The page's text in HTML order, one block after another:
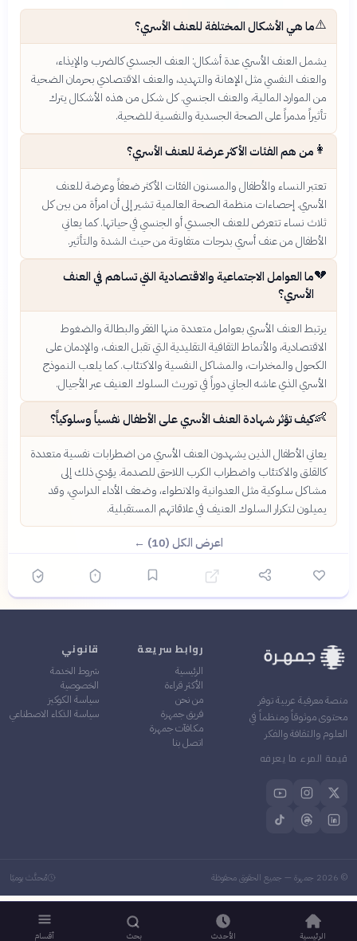
⚠️ما هي الأشكال المختلفة للعنف الأسري؟
يشمل العنف الأسري عدة أشكال: العنف الجسدي كالضرب والإيذاء،
والعنف النفسي مثل الإهانة والتهديد، والعنف الاقتصادي بحرمان الضحية
من الموارد المالية، والعنف الجنسي. كل شكل من هذه الأشكال يترك
تأثيراً مدمراً على الصحة الجسدية والنفسية للضحية.
👩 من هم الفئات الأكثر عرضة للعنف الأسري؟
تعتبر النساء والأطفال والمسنون الفئات الأكثر ضعفاً وعرضة للعنف
الأسري. إحصاءات منظمة الصحة العالمية تشير إلى أن امرأة من بين كل
ثلاث نساء تتعرض للعنف الجسدي أو الجنسي في حياتها. كما يعاني
الأطفال من عنف أسري بدرجات متفاوتة من حيث الشدة والتأثير.
💔ما العوامل الاجتماعية والاقتصادية التي تساهم في العنف
الأسري؟
يرتبط العنف الأسري بعوامل متعددة منها الفقر والبطالة والضغوط
الاقتصادية، والأنماط الثقافية التقليدية التي تقبل العنف، والإدمان على
الكحول والمخدرات، والمشاكل النفسية والاكتئاب. كما يلعب النموذج
الأسري الذي عاشه الجاني دوراً في توريث السلوك العنيف عبر الأجيال.
👶كيف تؤثر شهادة العنف الأسري على الأطفال نفسياً وسلوكياً؟
يعاني الأطفال الذين يشهدون العنف الأسري من اضطرابات نفسية متعددة
كالقلق والاكتئاب واضطراب الكرب اللاحق للصدمة. يؤدي ذلك إلى
مشاكل سلوكية مثل العدوانية والانطواء، وضعف الأداء الدراسي، وقد
يميلون لتكرار السلوك العنيف في علاقاتهم المستقبلية.
اعرض الكل (10) ←
منصة معرفية عربية توفر
محتوى موثوقاً ومنظماً في
العلوم والثقافة والفكر
قيمة المرء ما يعرفه
روابط سريعة
الرئيسية
الأكثر قراءة
من نحن
فريق جمهرة
مكافآت جمهرة
اتصل بنا
قانوني
شروط الخدمة
الخصوصية
سياسة الكوكيز
سياسة الذكاء الاصطناعي
©
2026 جمهرة — جميع الحقوق محفوظة مُحدَّث يوميًا
الرئيسية الأحدث بحث أقسام